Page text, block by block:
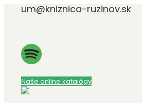
um@kniznica-ruzinov.sk
Naše online katalógy